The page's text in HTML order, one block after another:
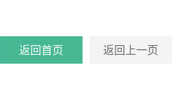
返回首页 返回上一页